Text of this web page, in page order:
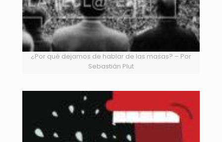
¿Por qué dejamos de hablar de las masas? – Por
Sebastián Plut